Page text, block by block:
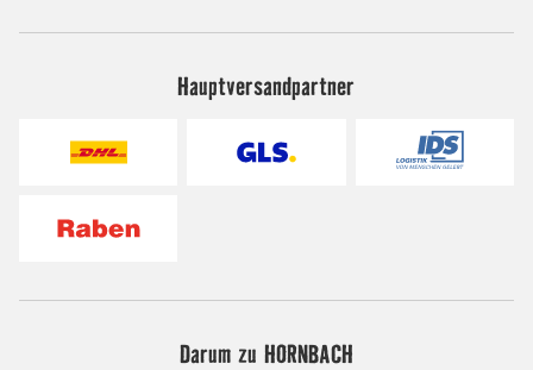
Hauptversandpartner
Darum zu HORNBACH